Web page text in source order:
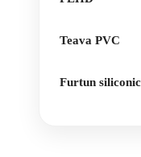
Teava PVC
Furtun siliconic